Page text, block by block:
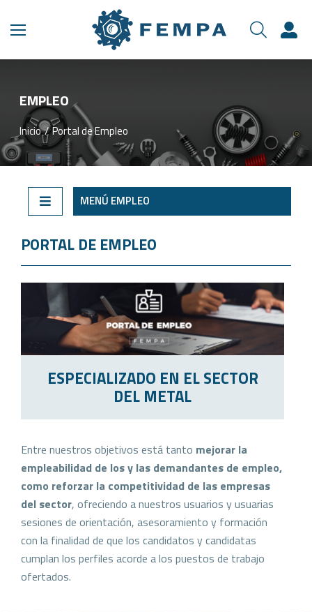
EMPLEO
Estás aquí:
Inicio Portal de Empleo
MENÚ EMPLEO
PORTAL DE EMPLEO
ESPECIALIZADO EN EL SECTOR
DEL METAL
Entre nuestros objetivos está tanto mejorar la
empleabilidad de los y las demandantes de empleo,
como reforzar la competitividad de las empresas
del sector, ofreciendo a nuestros usuarios y usuarias
sesiones de orientación, asesoramiento y formación
con la finalidad de que los candidatos y candidatas
cumplan los perfiles acorde a los puestos de trabajo
ofertados.